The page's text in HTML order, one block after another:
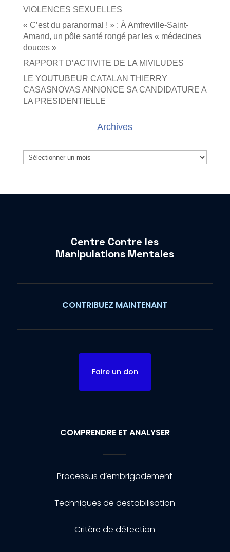
VIOLENCES SEXUELLES
« C’est du paranormal ! » : À Amfreville-Saint-
Amand, un pôle santé rongé par les « médecines
douces »
RAPPORT D’ACTIVITE DE LA MIVILUDES
LE YOUTUBEUR CATALAN THIERRY
CASASNOVAS ANNONCE SA CANDIDATURE A
LA PRESIDENTIELLE
Archives
Archives
Centre Contre les
Manipulations Mentales
CONTRIBUEZ MAINTENANT
Faire un don
COMPRENDRE ET ANALYSER
Processus d’embrigadement
Techniques de destabilisation
Critère de détection